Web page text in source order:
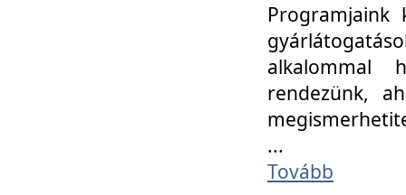
Programjaink
alkalommal
rendezünk,
...
Tovább